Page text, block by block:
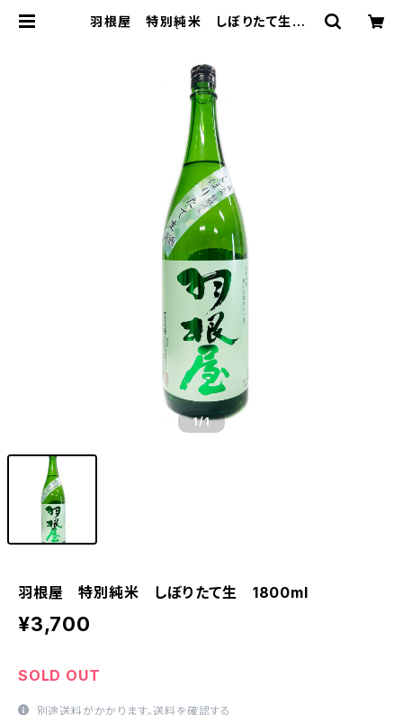
羽根屋 特別純米 しぼりたて生 1
1/1
羽根屋 特別純米 しぼりたて生 1800ml
¥3,700
SOLD OUT
別途送料がかかります。送料を確認する